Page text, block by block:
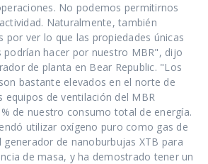
No podemos permitirnos
Naturalmente, también
por ver lo que las propiedades únicas
podrían hacer por nuestro MBR", dijo
de planta en Bear Republic. "Los
bastante elevados en el norte de
equipos de ventilación del MBR
de nuestro consumo total de energía.
utilizar oxígeno puro como gas de
de nanoburbujas XTB para
de masa, y ha demostrado tener un